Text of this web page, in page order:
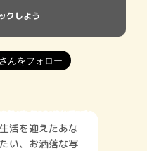
クしよう
活を迎えたあな
い、お洒落な写